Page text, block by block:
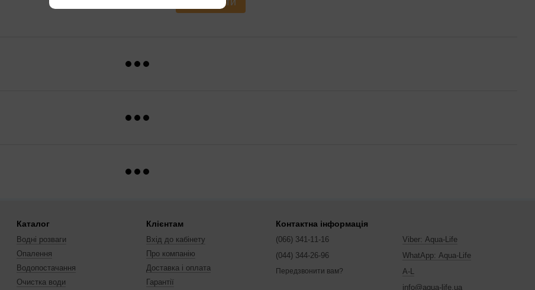
Каталог
Водні розваги
Опалення
Водопостачання
Очистка води
Клієнтам
Вхід до кабінету
Про компанію
Доставка і оплата
Гарантії
Контактна інформація
(066) 341-11-16
(044) 344-26-96
Передзвонити вам?
Viber: Aqua-Life
WhatApp: Aqua-Life
A-L
info@aqua-life.ua